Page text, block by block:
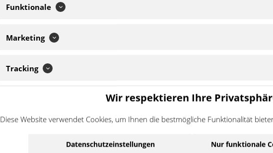
Funktionale
Marketing
Tracking
Wir respektieren Ihre
Diese Website verwendet Cookies, um Ihnen die bestmögliche Funktionalität
Datenschutzeinstellungen Nur funktionale